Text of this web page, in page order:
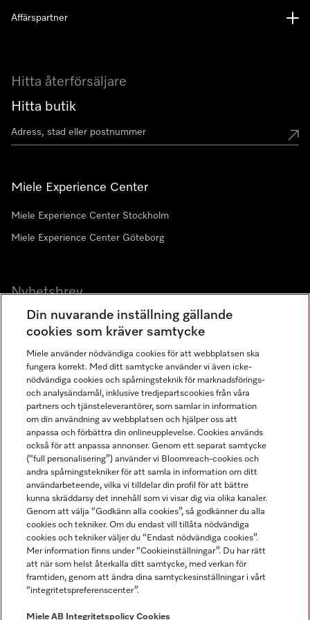
Hitta återförsäljare
Hitta butik
Miele Experience Center
Miele Experience Center Stockholm
Miele Experience Center Göteborg
Nyhetsbrev
Gå med i vår gemenskap
Affärspartner
Miele AB
Allmänna villkor
Användarvillkor
Miele tillgänglighetsförklaring
Lagen om digitala tjänster
Miele på LinkedIn
Miele på Facebook
Miele på Instagram
Miele på Youtube
Din nuvarande inställning gällande
cookies som kräver samtycke
Miele använder nödvändiga cookies för att webbplatsen ska
fungera korrekt. Med ditt samtycke använder vi även icke-
nödvändiga cookies och spårningsteknik för marknadsförings-
och analysändamål, inklusive tredjepartscookies från våra
partners och tjänsteleverantörer, som samlar in information
om din användning av webbplatsen och hjälper oss att
anpassa och förbättra din onlineupplevelse. Cookies används
också för att anpassa annonser. Genom ett separat samtycke
(“full personalisering”) använder vi Bloomreach-cookies och
andra spårningstekniker för att samla in information om ditt
användarbeteende, vilka vi tilldelar din profil för att bättre
kunna skräddarsy det innehåll som vi visar dig via olika kanaler.
Genom att välja “Godkänn alla cookies”, så godkänner du alla
cookies och tekniker. Om du endast vill tillåta nödvändiga
cookies och tekniker väljer du “Endast nödvändiga cookies”.
Mer information finns under “Cookieinställningar”. Du har rätt
att när som helst återkalla ditt samtycke, med verkan för
framtiden, genom att ändra dina samtyckesinställningar i vårt
“integritetspreferenscenter”.
Miele AB Integritetspolicy Cookies